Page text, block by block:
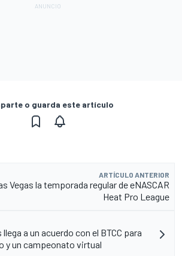
o guarda este artículo
ARTÍCULO ANTERIOR
Vegas la temporada regular de eNASCAR
Heat Pro League
a un acuerdo con el BTCC para
y un campeonato virtual